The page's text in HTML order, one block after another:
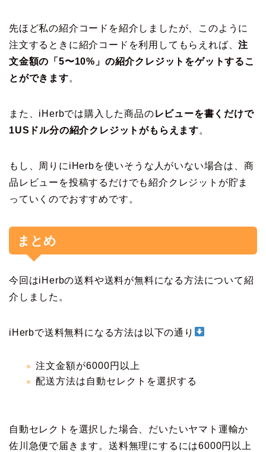
先ほど私の紹介コードを紹介しましたが、このように
注文するときに紹介コードを利用してもらえれば、注
文金額の 「5〜10%」の紹介クレジットをゲットするこ
とができます。
また、iHerbでは購入した商品のレビューを書くだけで
1USドル分の紹介クレジットがもらえます。
もし、周りにiHerbを使いそうな人がいない場合は、商
品レビューを投稿するだけでも紹介クレジットが貯ま
っていくのでおすすめです。
まとめ
今回はiHerbの送料や送料が無料になる方法について紹
介しました。
iHerbで送料無料になる方法は以下の通り
注文金額が6000円以上
配送方法は自動セレクトを選択する
自動セレクトを選択した場合、だいたいヤマト運輸か
佐川急便で届きます。送料無理にするには6000円以上